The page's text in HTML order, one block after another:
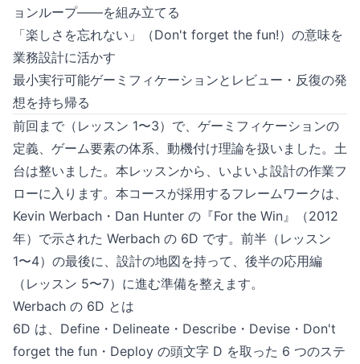
ョンループ——を組み立てる
「楽しさを忘れない」（Don't forget the fun!）の意味を
業務設計に活かす
最小実行可能ゲーミフィケーションとレビュー・反復の発
想を持ち帰る
前回まで（レッスン 1〜3）で、ゲーミフィケーションの
定義、ゲーム要素の体系、動機付け理論を扱いました。土
台は整いました。本レッスンから、いよいよ設計の作業フ
ローに入ります。本コースが採用するフレームワークは、
Kevin Werbach・Dan Hunter の『For the Win』（2012
年）で示された Werbach の 6D です。前半（レッスン
1〜4）の最後に、設計の地図を持って、後半の応用編
（レッスン 5〜7）に進む準備を整えます。
Werbach の 6D とは
6D は、Define・Delineate・Describe・Devise・Don't
forget the fun・Deploy の頭文字 D を取った 6 つのステ